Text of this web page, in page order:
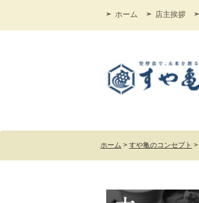
ホーム 店主挨拶
ホーム > すや亀のコンセプト >